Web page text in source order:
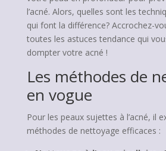
l’acné. Alors, quelles sont les
qui font la différence? Accrochez-
toutes les astuces tendance qui
dompter votre acné !
Les méthodes de
en vogue
Pour les peaux sujettes à l’acné, il
méthodes de nettoyage efficaces :